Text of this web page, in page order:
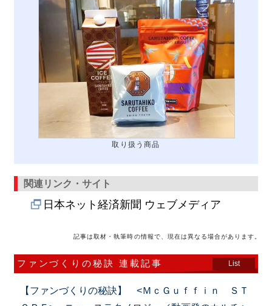
取り扱う商品
関連リンク・サイト
日本ネット経済新聞 ウェブメディア
記事は取材・執筆時の情報で、現在は異なる場合があります。
ファンづくりの秘訣 連載記事 List
【ファンづくりの秘訣】 <ＭｃＧｕｆｆｉｎ ＳＴ